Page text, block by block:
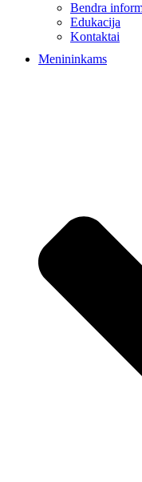
Bendra
Edukacija
Kontaktai
Menininkams